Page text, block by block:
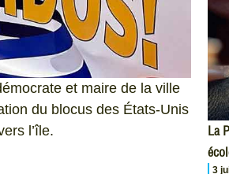
et maire de la ville
du blocus des États-Unis
l’île.
La
3